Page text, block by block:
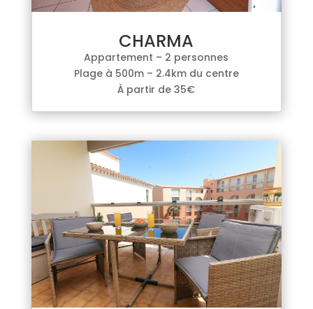
CHARMA
Appartement – 2 personnes
Plage à 500m – 2.4km du centre
À partir de 35€